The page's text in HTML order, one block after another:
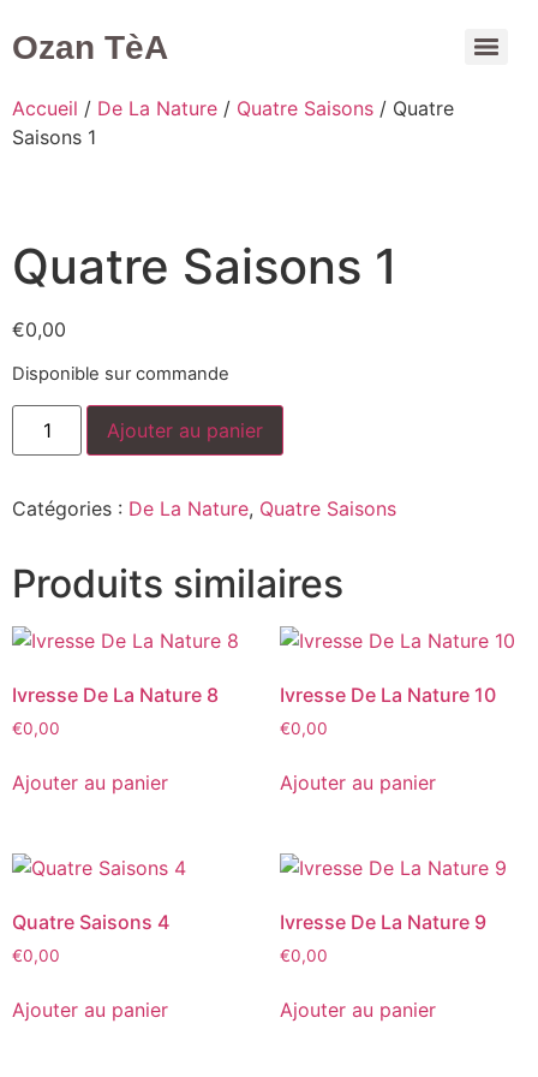
Ozan TèA
Accueil / De La Nature / Quatre Saisons / Quatre
Saisons 1
Quatre Saisons 1
€0,00
Disponible sur commande
Ajouter au panier
Catégories : De La Nature, Quatre Saisons
Produits similaires
Ivresse De La Nature 8
€0,00
Ajouter au panier
Ivresse De La Nature 10
€0,00
Ajouter au panier
Quatre Saisons 4
€0,00
Ajouter au panier
Ivresse De La Nature 9
€0,00
Ajouter au panier